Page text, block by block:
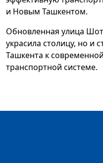
и Новым Ташкентом.
Обновленная улица
украсила столицу, но и
Ташкента к
транспортной системе.